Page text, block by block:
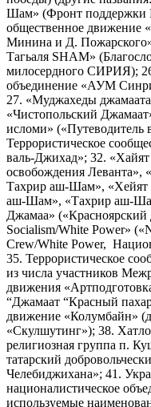
Шам» (Фронт поддержки
общественное движение
Минина и Д.
Тагьаля SHAM»
милосердного СИРИЯ);
объединение «АУМ
27. «Муджахеды
«Чистопольский
исломи» («Путеводитель
Террористическое
валь-Джихад»; 32.
освобождения
Тахрир аш-Шам»,
аш-Шам», «Тахрир аш-
Джамаа» («Красноярский
Socialism/White Power»
Crew/White Power,
35. Террористическое
из числа участников
движения
“Джамаат “Красный
движение «Колумбайн»
«Скулшутинг»); 38.
религиозная группа п.
татарский
Челебиджихана»; 41.
националистическое
используемые